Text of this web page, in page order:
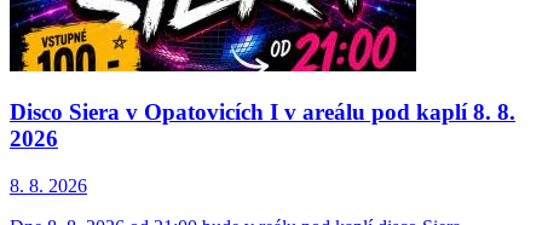
Disco Siera v Opatovicích I v areálu pod kaplí 8. 8.
2026
8. 8. 2026